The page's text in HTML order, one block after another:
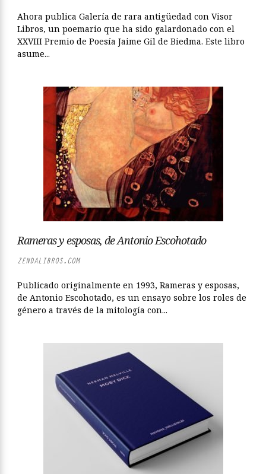
Ahora publica Galería de rara antigüedad con Visor
Libros, un poemario que ha sido galardonado con el
XXVIII Premio de Poesía Jaime Gil de Biedma. Este libro
asume...
Rameras y esposas, de Antonio Escohotado
ZENDALIBROS.COM
Publicado originalmente en 1993, Rameras y esposas,
de Antonio Escohotado, es un ensayo sobre los roles de
género a través de la mitología con...